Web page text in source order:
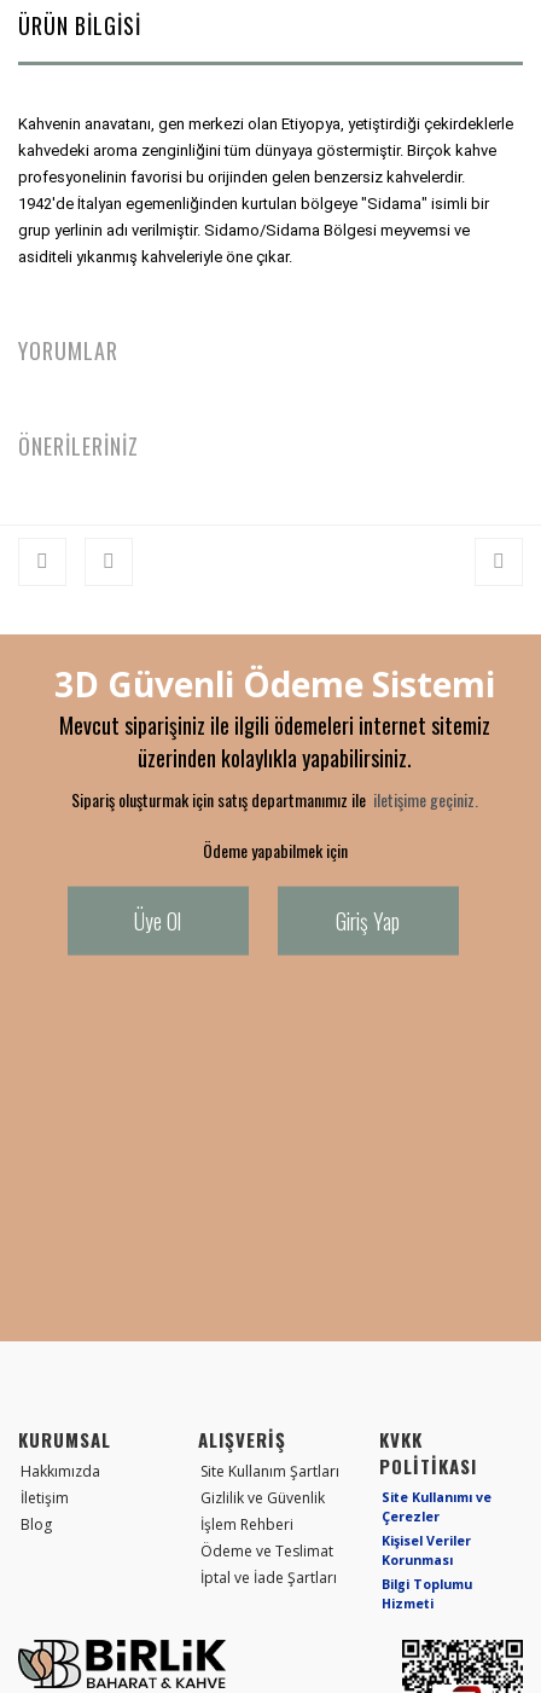
ÜRÜN BİLGİSİ
Kahvenin anavatanı, gen merkezi olan Etiyopya, yetiştirdiği çekirdeklerle
kahvedeki aroma zenginliğini tüm dünyaya göstermiştir. Birçok kahve
profesyonelinin favorisi bu orijinden gelen benzersiz kahvelerdir.
1942'de İtalyan egemenliğinden kurtulan bölgeye "Sidama" isimli bir
grup yerlinin adı verilmiştir. Sidamo/Sidama Bölgesi meyvemsi ve
asiditeli yıkanmış kahveleriyle öne çıkar.
YORUMLAR
ÖNERİLERİNİZ
3D Güvenli Ödeme Sistemi
Mevcut siparişiniz ile ilgili ödemeleri internet sitemiz
üzerinden kolaylıkla yapabilirsiniz.
Sipariş oluşturmak için satış departmanımız ile iletişime geçiniz.
Ödeme yapabilmek için
Üye Ol Giriş Yap
KURUMSAL
Hakkımızda
İletişim
Blog
ALIŞVERİŞ
Site Kullanım Şartları
Gizlilik ve Güvenlik
İşlem Rehberi
Ödeme ve Teslimat
İptal ve İade Şartları
KVKK
POLİTİKASI
Site Kullanımı ve
Çerezler
Kişisel Veriler
Korunması
Bilgi Toplumu
Hizmeti